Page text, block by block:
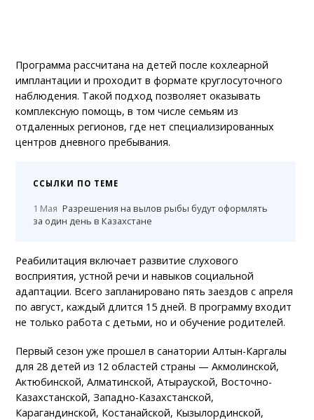
Программа рассчитана на детей после кохлеарной
имплантации и проходит в формате круглосуточного
наблюдения. Такой подход позволяет оказывать
комплексную помощь, в том числе семьям из
отдаленных регионов, где нет специализированных
центров дневного пребывания.
ССЫЛКИ ПО ТЕМЕ
1 Мая Разрешения на вылов рыбы будут оформлять
за один день в Казахстане
Реабилитация включает развитие слухового
восприятия, устной речи и навыков социальной
адаптации. Всего запланировано пять заездов с апреля
по август, каждый длится 15 дней. В программу входит
не только работа с детьми, но и обучение родителей.
Первый сезон уже прошел в санатории Алтын-Каргалы
для 28 детей из 12 областей страны — Акмолинской,
Актюбинской, Алматинской, Атырауской, Восточно-
Казахстанской, Западно-Казахстанской,
Карагандинской, Костанайской, Кызылординской,